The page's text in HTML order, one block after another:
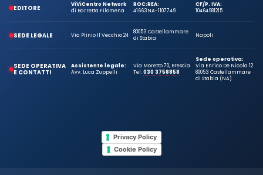
EDITORE
ViViCentro Network
di Barretta Filomena
ROC:
41663
REA:
NA-1107749
CF/P. IVA:
10464981215
SEDE LEGALE Via Plinio Il Vecchio 24
80053 Castellammare
di Stabia
Napoli
SEDE OPERATIVA
E CONTATTI
Assistente legale:
Avv. Luca Zuppelli
Via Moretto 70, Brescia
Tel.030 3758858
Sede operativa:
Via Enrico De Nicola 12
80053 Castellammare
di Stabia (NA)
Privacy Policy
Cookie Policy